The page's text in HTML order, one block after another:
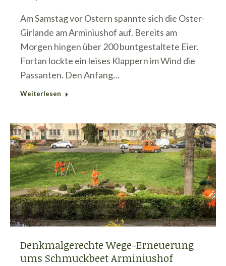
Am Samstag vor Ostern spannte sich die Oster-
Girlande am Arminiushof auf. Bereits am
Morgen hingen über 200 buntgestaltete Eier.
Fortan lockte ein leises Klappern im Wind die
Passanten. Den Anfang…
Weiterlesen
Denkmalgerechte Wege-Erneuerung
ums Schmuckbeet Arminiushof